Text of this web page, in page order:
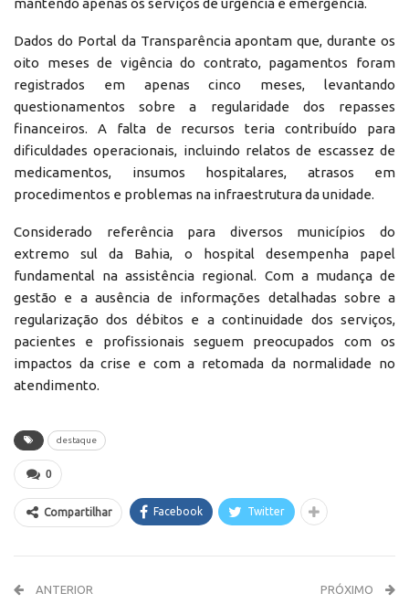
mantendo apenas os serviços de urgência e emergência.
Dados do Portal da Transparência apontam que, durante os
oito meses de vigência do contrato, pagamentos foram
registrados em apenas cinco meses, levantando
questionamentos sobre a regularidade dos repasses
financeiros. A falta de recursos teria contribuído para
dificuldades operacionais, incluindo relatos de escassez de
medicamentos, insumos hospitalares, atrasos em
procedimentos e problemas na infraestrutura da unidade.
Considerado referência para diversos municípios do
extremo sul da Bahia, o hospital desempenha papel
fundamental na assistência regional. Com a mudança de
gestão e a ausência de informações detalhadas sobre a
regularização dos débitos e a continuidade dos serviços,
pacientes e profissionais seguem preocupados com os
impactos da crise e com a retomada da normalidade no
atendimento.
destaque
0
Compartilhar Facebook Twitter
ANTERIOR PRÓXIMO